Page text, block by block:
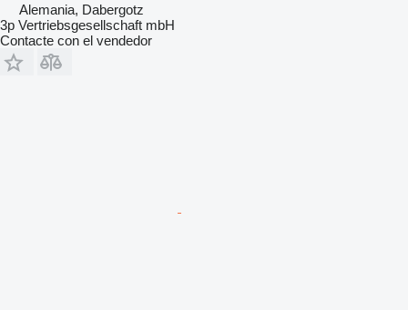
Alemania, Dabergotz
3p Vertriebsgesellschaft mbH
Contacte con el vendedor